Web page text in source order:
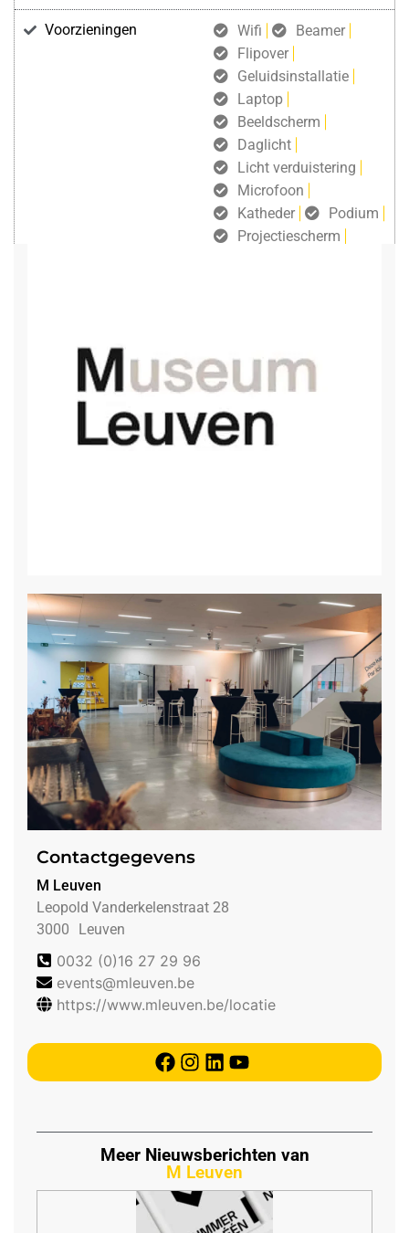
Voorzieningen Wifi
Beamer
Flipover
Geluidsinstallatie
Laptop
Beeldscherm
Daglicht
Licht verduistering
Microfoon
Katheder
Podium
Projectiescherm
Contactgegevens
M Leuven
Leopold Vanderkelenstraat 28
3000
Leuven
0032 (0)16 27 29 96
events@mleuven.be
https://www.mleuven.be/locatie
Meer Nieuwsberichten van
M Leuven